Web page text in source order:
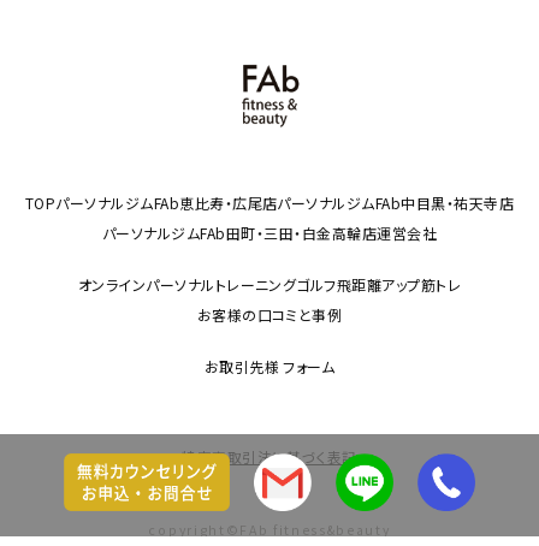
TOPパーソナルジムFAb恵比寿・広尾店パーソナルジムFAb中目黒・祐天寺店
パーソナルジムFAb田町・三田・白金高輪店運営会社
オンラインパーソナルトレーニングゴルフ飛距離アップ筋トレ
お客様の口コミと事例
お取引先様 フォーム
特定商取引法に基づく表記
copyright©FAb fitness&beauty